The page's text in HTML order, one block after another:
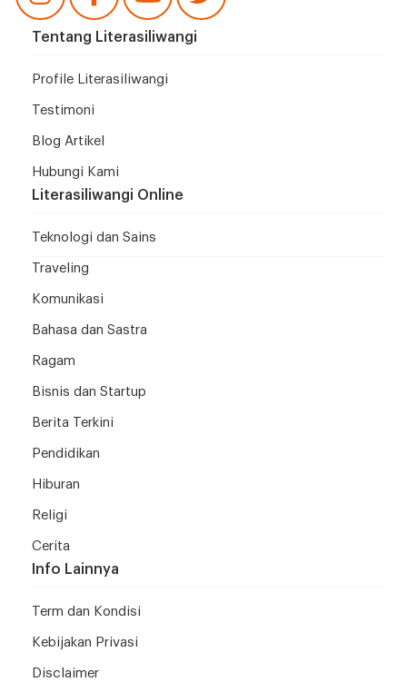
Tentang Literasiliwangi
Profile Literasiliwangi
Testimoni
Blog Artikel
Hubungi Kami
Literasiliwangi Online
Teknologi dan Sains
Traveling
Komunikasi
Bahasa dan Sastra
Ragam
Bisnis dan Startup
Berita Terkini
Pendidikan
Hiburan
Religi
Cerita
Info Lainnya
Term dan Kondisi
Kebijakan Privasi
Disclaimer